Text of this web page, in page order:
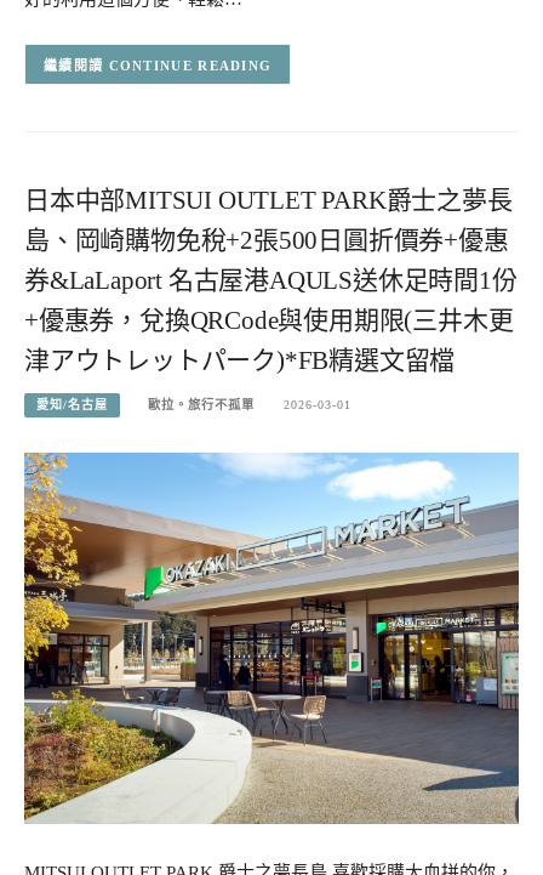
CONTINUE READING
日本中部MITSUI OUTLET PARK爵士之夢長
島、岡崎購物免稅+2張500日圓折價券+優惠
券&LaLaport 名古屋港AQULS送休足時間1份
+優惠券，兌換QRCode與使用期限(三井木更
津アウトレットパーク)*FB精選文留檔
愛知/名古屋 歐拉。旅行不孤單 2026-03-01